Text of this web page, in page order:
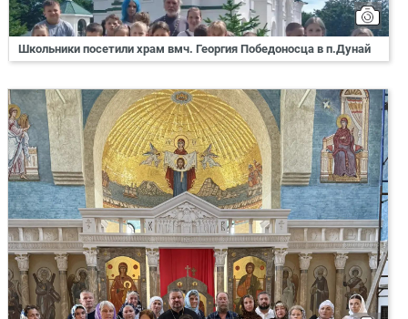
Школьники посетили храм вмч. Георгия Победоносца в п.Дунай